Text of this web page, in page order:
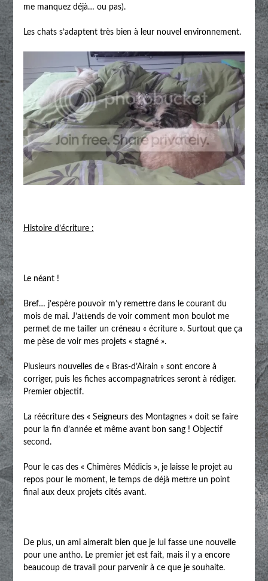
me manquez déjà… ou pas).
Les chats s’adaptent très bien à leur nouvel environnement.
Histoire d’écriture :
Le néant !
Bref… j’espère pouvoir m’y remettre dans le courant du
mois de mai. J’attends de voir comment mon boulot me
permet de me tailler un créneau « écriture ». Surtout que ça
me pèse de voir mes projets « stagné ».
Plusieurs nouvelles de « Bras-d’Airain » sont encore à
corriger, puis les fiches accompagnatrices seront à rédiger.
Premier objectif.
La réécriture des « Seigneurs des Montagnes » doit se faire
pour la fin d’année et même avant bon sang ! Objectif
second.
Pour le cas des « Chimères Médicis », je laisse le projet au
repos pour le moment, le temps de déjà mettre un point
final aux deux projets cités avant.
De plus, un ami aimerait bien que je lui fasse une nouvelle
pour une antho. Le premier jet est fait, mais il y a encore
beaucoup de travail pour parvenir à ce que je souhaite.